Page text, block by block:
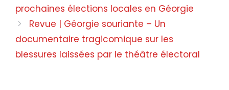
prochaines élections locales en Géorgie
Revue | Géorgie souriante – Un
documentaire tragicomique sur les
blessures laissées par le théâtre électoral